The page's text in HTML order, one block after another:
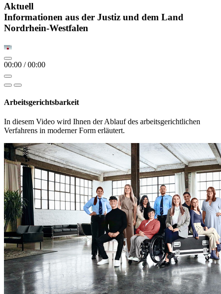
Aktuell
Informationen aus der Justiz und dem Land
Nordrhein-Westfalen
00:00 /00:00
Arbeitsgerichtsbarkeit
In diesem Video wird Ihnen der Ablauf des arbeitsgerichtlichen
Verfahrens in moderner Form erläutert.